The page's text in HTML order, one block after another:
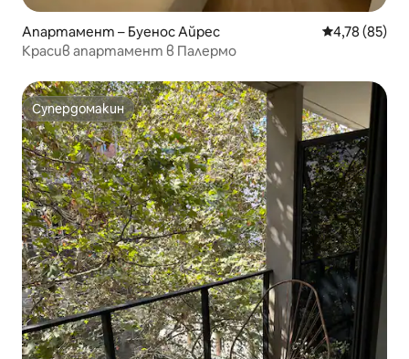
Апартамент – Буенос Айрес Средна
4,78 (85)
Красив апартамент в Палермо
Супердомакин
Супердомакин